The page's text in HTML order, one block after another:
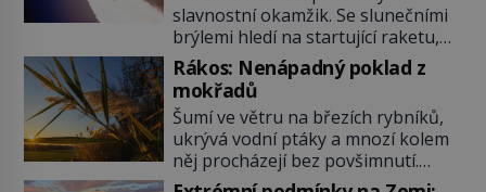
slavnostní okamžik. Se slunečními
brýlemi hledí na startující raketu,
která má do vesmíru vynést kromě
posádky také obyčejnou učitelku.
Po několika sekundách všem
ztuhnou úsměvy, stroj totiž
exploduje. Jejich konstrukce není
z levného kraje, daňové poplatníky
Rákos: Nenápadný poklad z
mokřadů
Šumí ve větru na březích rybníků,
ukrývá vodní ptáky a mnozí kolem
něj procházejí bez povšimnutí.
Přesto právě rákos pomáhal stavět